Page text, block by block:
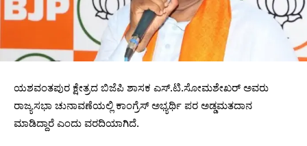
ಯಶವಂತಪುರ ಕ್ಷೇತ್ರದ ಬಿಜೆಪಿ ಶಾಸಕ ಎಸ್.ಟಿ.ಸೋಮಶೇಖರ್ ಅವರು
ರಾಜ್ಯಸಭಾ ಚುನಾವಣೆಯಲ್ಲಿ ಕಾಂಗ್ರೆಸ್ ಅಭ್ಯರ್ಥಿ ಪರ ಅಡ್ಡಮತದಾನ
ಮಾಡಿದ್ದಾರೆ ಎಂದು ವರದಿಯಾಗಿದೆ.